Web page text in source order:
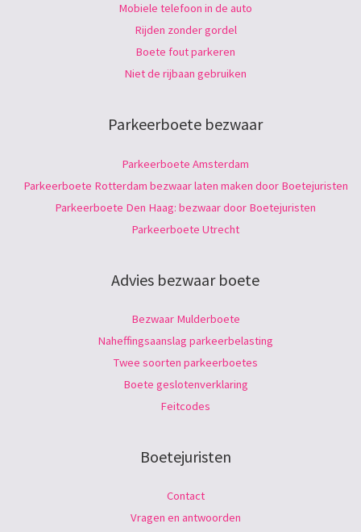
Mobiele telefoon in de auto
Rijden zonder gordel
Boete fout parkeren
Niet de rijbaan gebruiken
Parkeerboete bezwaar
Parkeerboete Amsterdam
Parkeerboete Rotterdam bezwaar laten maken door Boetejuristen
Parkeerboete Den Haag: bezwaar door Boetejuristen
Parkeerboete Utrecht
Advies bezwaar boete
Bezwaar Mulderboete
Naheffingsaanslag parkeerbelasting
Twee soorten parkeerboetes
Boete geslotenverklaring
Feitcodes
Boetejuristen
Contact
Vragen en antwoorden